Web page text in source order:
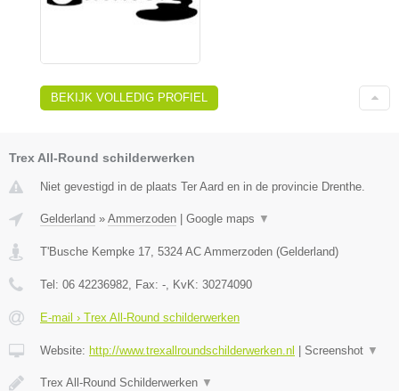
BEKIJK VOLLEDIG PROFIEL
Trex All-Round schilderwerken
Niet gevestigd in de plaats Ter Aard en in de provincie Drenthe.
Gelderland » Ammerzoden Google maps ▼
T'Busche Kempke 17, 5324 AC Ammerzoden (Gelderland)
Tel: 06 42236982, Fax: -, KvK: 30274090
E-mail › Trex All-Round schilderwerken
Website: http://www.trexallroundschilderwerken.nl Screenshot ▼
Trex All-Round Schilderwerken ▼